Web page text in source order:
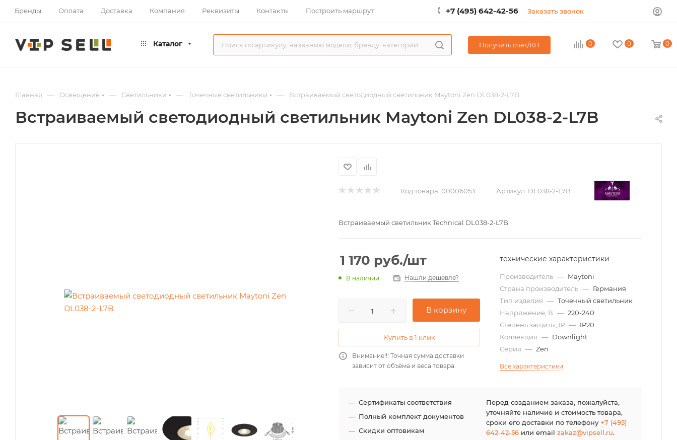
Бренды Оплата Доставка Компания Реквизиты Контакты Построить маршрут +7 (495) 642-42-56 Заказать звонок
Каталог Получить счет/КП 0 0 0
Главная — Освещение — Светильники — Точечные светильники — Встраиваемый светодиодный светильник Maytoni Zen DL038-2-L7B
Встраиваемый светодиодный светильник Maytoni Zen DL038-2-L7B
Код товара: 00006053 Артикул: DL038-2-L7B
Встраиваемый светильник Technical DL038-2-L7B
1 170 руб./шт
В наличии Нашли дешевле?
В корзину
Купить в 1 клик
Внимание!!! Точная сумма доставки
зависит от объёма и веса товара.
технические характеристики
Производитель — Maytoni
Страна производитель — Германия
Тип изделия — Точечный светильник
Напряжение, В — 220-240
Степень защиты, IP — IP20
Коллекция — Downlight
Серия — Zen
Все характеристики
Сертификаты соответствия
Полный комплект документов
Скидки оптовикам
Перед созданием заказа, пожалуйста,
уточняйте наличие и стоимость товара,
сроки его доставки по телефону+7 (495)
642-42-56или email zakaz@vipsell.ru.